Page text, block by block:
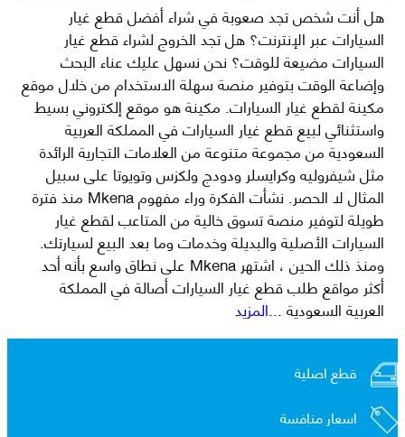
هل أنت شخص تجد صعوبة في شراء أفضل قطع غيار
السيارات عبر الإنترنت؟ هل تجد الخروج لشراء قطع غيار
السيارات مضيعة للوقت؟ نحن نسهل عليك عناء البحث
وإضاعة الوقت بتوفير منصة سهلة الاستخدام من خلال موقع
مكينة لقطع غيار السيارات. مكينة هو موقع إلكتروني بسيط
واستثنائي لبيع قطع غيار السيارات في المملكة العربية
السعودية من مجموعة متنوعة من العلامات التجارية الرائدة
مثل شيفروليه وكرايسلر ودودج ولكزس وتويوتا على سبيل
المثال لا الحصر. نشأت الفكرة وراء مفهوم Mkena منذ فترة
طويلة لتوفير منصة تسوق خالية من المتاعب لقطع غيار
السيارات الأصلية والبديلة وخدمات وما بعد البيع لسيارتك.
ومنذ ذلك الحين ، اشتهر Mkena على نطاق واسع بأنه أحد
أكثر مواقع طلب قطع غيار السيارات أصالة في المملكة
العربية السعودية...المزيد
قطع اصلية
اسعار منافسة